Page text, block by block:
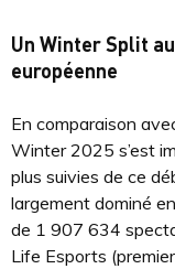
Un Winter Split
européenne
En comparaison
Winter 2025 s’est
plus suivies de ce
largement dominé
de 1 907 634
Life Esports